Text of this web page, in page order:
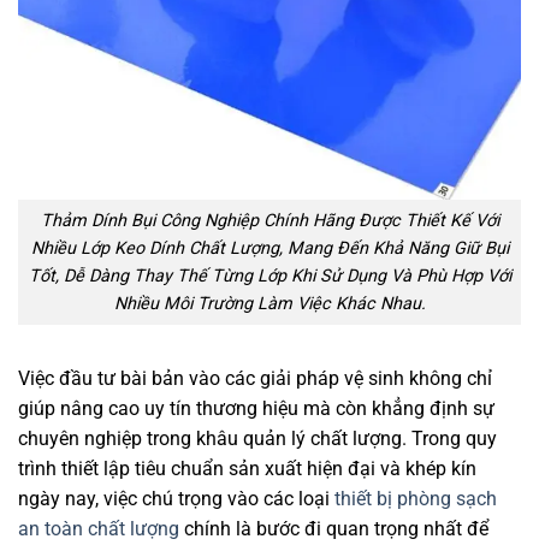
Thảm Dính Bụi Công Nghiệp Chính Hãng Được Thiết Kế Với
Nhiều Lớp Keo Dính Chất Lượng, Mang Đến Khả Năng Giữ Bụi
Tốt, Dễ Dàng Thay Thế Từng Lớp Khi Sử Dụng Và Phù Hợp Với
Nhiều Môi Trường Làm Việc Khác Nhau.
Việc đầu tư bài bản vào các giải pháp vệ sinh không chỉ
giúp nâng cao uy tín thương hiệu mà còn khẳng định sự
chuyên nghiệp trong khâu quản lý chất lượng. Trong quy
trình thiết lập tiêu chuẩn sản xuất hiện đại và khép kín
ngày nay, việc chú trọng vào các loại thiết bị phòng sạch
an toàn chất lượng chính là bước đi quan trọng nhất để